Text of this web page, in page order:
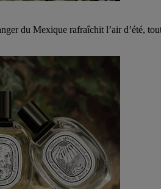
du Mexique rafraîchit l’air d’été,